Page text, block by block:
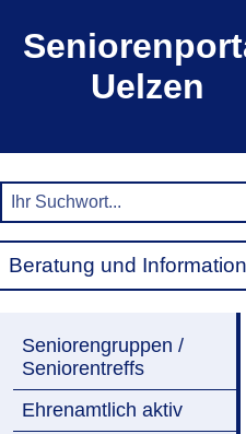
Uelzen
Beratung und Information
Seniorengruppen /
Seniorentreffs
Ehrenamtlich aktiv